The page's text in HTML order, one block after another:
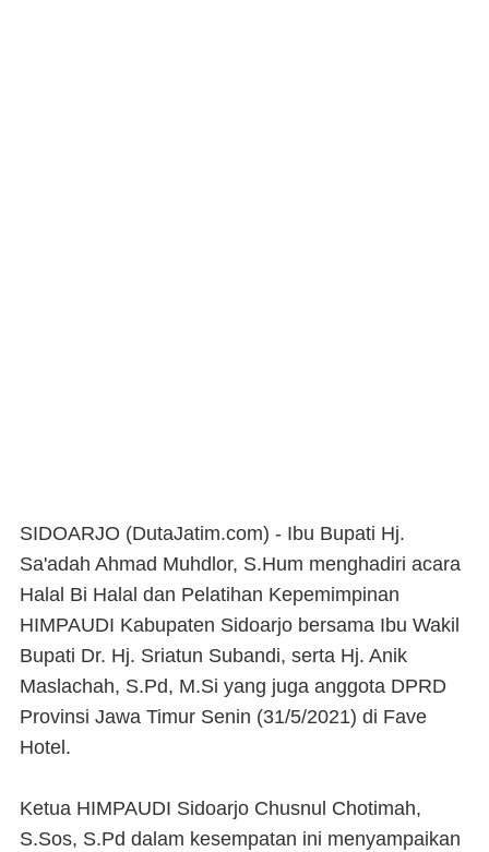
SIDOARJO (DutaJatim.com) - Ibu Bupati Hj.
Sa'adah Ahmad Muhdlor, S.Hum menghadiri acara
Halal Bi Halal dan Pelatihan Kepemimpinan
HIMPAUDI Kabupaten Sidoarjo bersama Ibu Wakil
Bupati Dr. Hj. Sriatun Subandi, serta Hj. Anik
Maslachah, S.Pd, M.Si yang juga anggota DPRD
Provinsi Jawa Timur Senin (31/5/2021) di Fave
Hotel.
Ketua HIMPAUDI Sidoarjo Chusnul Chotimah,
S.Sos, S.Pd dalam kesempatan ini menyampaikan